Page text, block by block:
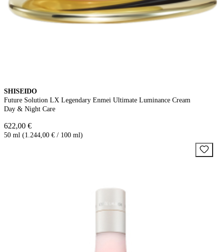
SHISEIDO
Future Solution LX Legendary Enmei Ultimate Luminance Cream
Day & Night Care
622,00 €
50 ml (1.244,00 € / 100 ml)